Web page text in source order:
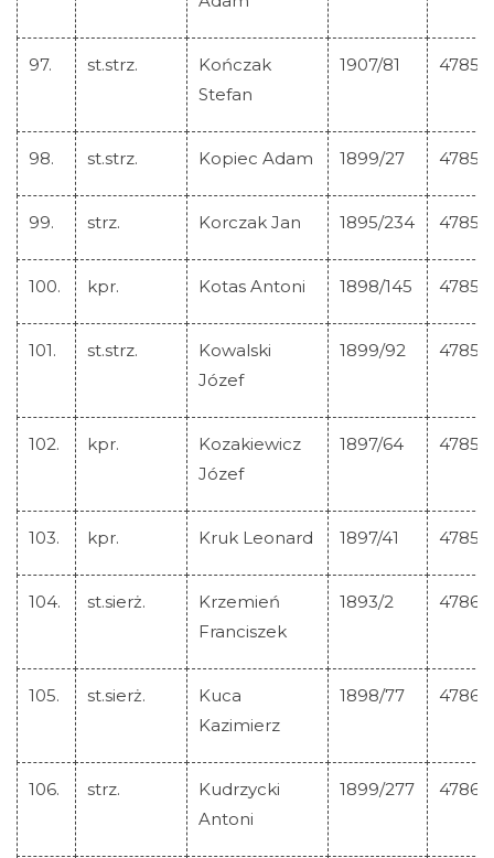
97. st.strz.
Kończak
Stefan
1907/81 47853
98. st.strz. Kopiec Adam 1899/27 47854
99. strz. Korczak Jan 1895/234 47855
100. kpr. Kotas Antoni 1898/145 47856
101. st.strz.
Kowalski
Józef
1899/92 47857
102. kpr.
Kozakiewicz
Józef
1897/64 47858
103. kpr. Kruk Leonard 1897/41 47859
104. st.sierż.
Krzemień
Franciszek
1893/2 47860
105. st.sierż.
Kuca
Kazimierz
1898/77 47861
106. strz.
Kudrzycki
Antoni
1899/277 47862